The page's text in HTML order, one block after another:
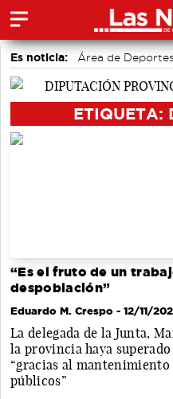
Es noticia: Área de Deportes
Bádminton
Actividades
ETIQUETA:
“Es el fruto de un
despoblación”
Eduardo M. Crespo - 12/11/
La delegada de la Junta,
la provincia haya
“gracias al
públicos”